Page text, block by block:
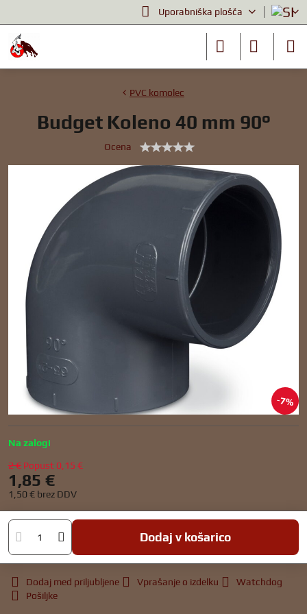
Uporabniška plošča
7%
PVC komolec
Budget Koleno 40 mm 90°
Ocena
Na zalogi
2 € Popust 0,15 €
1,85 €
1,50 € brez DDV
Dodaj v košarico
Dodaj med priljubljene Vprašanje o izdelku
Watchdog
Pošiljke